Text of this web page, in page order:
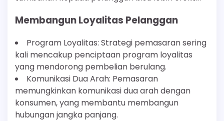
Membangun Loyalitas Pelanggan
Program Loyalitas: Strategi pemasaran sering
kali mencakup penciptaan program loyalitas
yang mendorong pembelian berulang.
Komunikasi Dua Arah: Pemasaran
memungkinkan komunikasi dua arah dengan
konsumen, yang membantu membangun
hubungan jangka panjang.